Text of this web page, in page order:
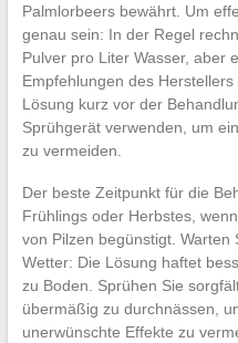
Palmlorbeers bewährt. Um
genau sein: In der Regel
Pulver pro Liter Wasser, aber
Empfehlungen des
Lösung kurz vor der
Sprühgerät verwenden, um
zu vermeiden.
Der beste Zeitpunkt für die
Frühlings oder Herbstes,
von Pilzen begünstigt.
Wetter: Die Lösung haftet
zu Boden. Sprühen Sie
übermäßig zu durchnässen,
unerwünschte Effekte zu